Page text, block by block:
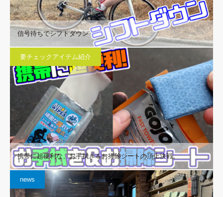
信号待ちでシフトダウン
要チェックアイテム紹介
携帯に超便利な、お手拭き＆お掃除シートの頂上決戦。
news